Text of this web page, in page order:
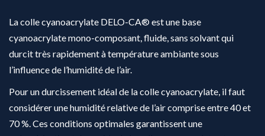
La colle cyanoacrylate DELO-CA® est une base
cyanoacrylate mono-composant, fluide, sans solvant qui
durcit très rapidement à température ambiante sous
l’influence de l’humidité de l’air.
Pour un durcissement idéal de la colle cyanoacrylate, il faut
considérer une humidité relative de l’air comprise entre 40 et
70 %. Ces conditions optimales garantissent une